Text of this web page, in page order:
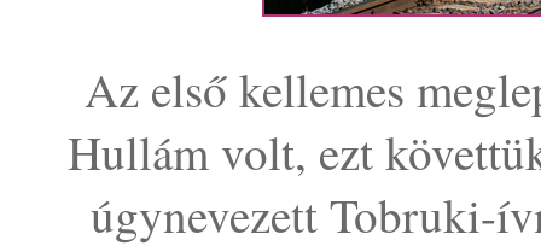
Az első kellemes
Hullám volt, ezt
úgynevezett Tobruki-